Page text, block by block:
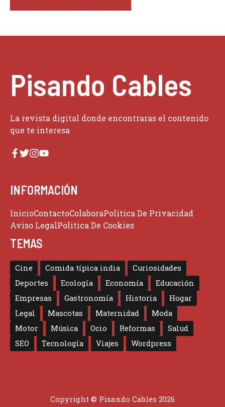
Pisando Cables
La revista digital donde encontraras el contenido
que te interesa
INFORMACIÓN
InicioContactoColaboraPolítica De Privacidad
Aviso LegalPolitica De Cookies
TEMAS
Cine Comida típica india
Curiosidades
Deportes
Ecología Economía
Educación
Empresas
Gastronomía Historia
Hogar
Legal
Mascotas Maternidad
Moda
Motor
Música Ocio Reformas
Salud
SEO
Tecnología Viajes Wordpress
Copyright © Pisando Cables 2026